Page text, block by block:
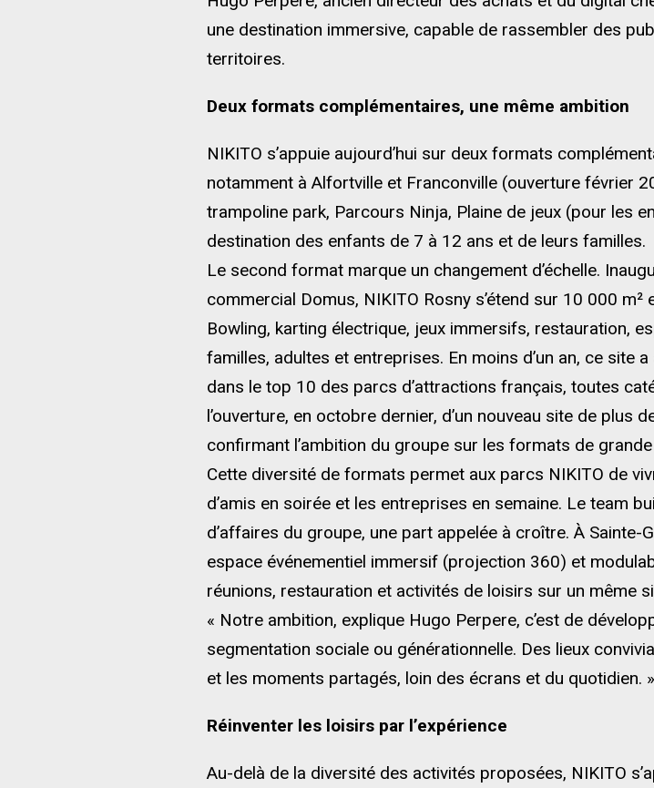
une destination immersive, capable de rassembler des
territoires.
Deux formats complémentaires, une même ambition
NIKITO s’appuie aujourd’hui sur deux formats
notamment à Alfortville et Franconville (ouverture février
trampoline park, Parcours Ninja, Plaine de jeux (pour les
destination des enfants de 7 à 12 ans et de leurs familles.
Le second format marque un changement d’échelle.
commercial Domus, NIKITO Rosny s’étend sur 10 000
Bowling, karting électrique, jeux immersifs, restauration,
familles, adultes et entreprises. En moins d’un an, ce site
dans le top 10 des parcs d’attractions français, toutes
l’ouverture, en octobre dernier, d’un nouveau site de plus
confirmant l’ambition du groupe sur les formats de
Cette diversité de formats permet aux parcs NIKITO de
d’amis en soirée et les entreprises en semaine. Le team
d’affaires du groupe, une part appelée à croître. À Sainte-
espace événementiel immersif (projection 360) et
réunions, restauration et activités de loisirs sur un même
« Notre ambition, explique Hugo Perpere, c’est de
segmentation sociale ou générationnelle. Des lieux
et les moments partagés, loin des écrans et du quotidien. »
Réinventer les loisirs par l’expérience
Au-delà de la diversité des activités proposées, NIKITO